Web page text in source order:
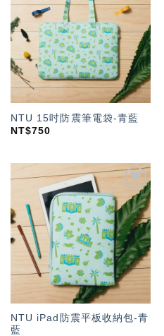
「願
望輕
NTU 15吋防震筆電袋-青藍
NT$750
加入
「願
望輕
單」
NTU iPad防震平板收納包-青
藍